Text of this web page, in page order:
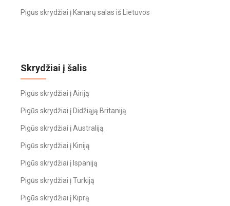
Pigūs skrydžiai į Kanarų salas iš Lietuvos
Skrydžiai į šalis
Pigūs skrydžiai į Airiją
Pigūs skrydžiai į Didžiąją Britaniją
Pigūs skrydžiai į Australiją
Pigūs skrydžiai į Kiniją
Pigūs skrydžiai į Ispaniją
Pigūs skrydžiai į Turkiją
Pigūs skrydžiai į Kiprą